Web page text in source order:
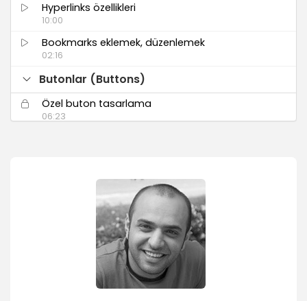
Hyperlinks özellikleri
10:00
Bookmarks eklemek, düzenlemek
02:16
Butonlar (Buttons)
Özel buton tasarlama
06:23
Butonlar ile sayfaları yönetme
Medya Dökümanları ile Çalışma (Media)
Video dosyası eklemek
Video'yu butonlar ile yönetmek